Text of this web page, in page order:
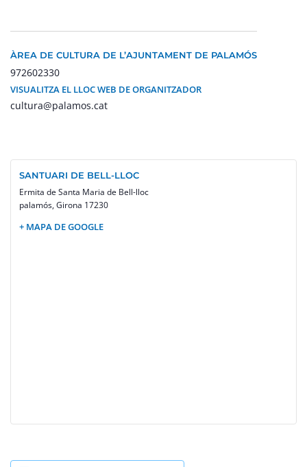
ÀREA DE CULTURA DE L’AJUNTAMENT DE PALAMÓS
972602330
VISUALITZA EL LLOC WEB DE ORGANITZADOR
cultura@palamos.cat
SANTUARI DE BELL-LLOC
Ermita de Santa Maria de Bell-lloc
palamós,Girona 17230
+ MAPA DE GOOGLE